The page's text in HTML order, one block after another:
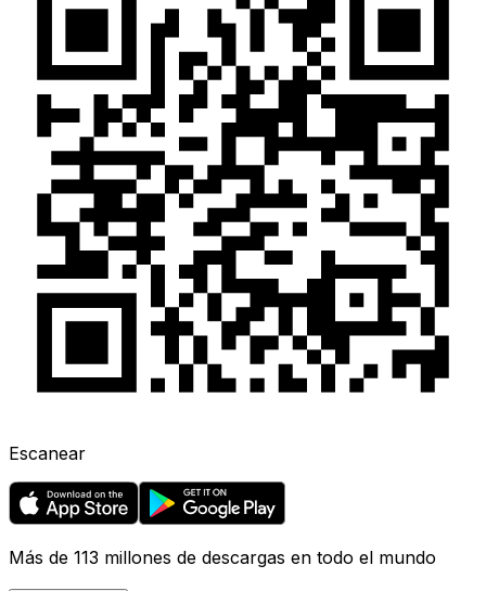
Escanear
Más de 113 millones de descargas en todo el mundo